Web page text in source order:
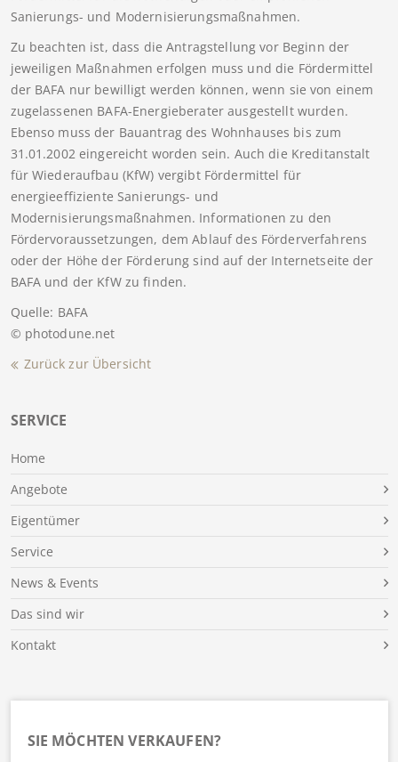
SERVICE
Home
Angebote
Eigentümer
Service
News & Events
Das sind wir
Kontakt
SIE MÖCHTEN VERKAUFEN?
Sanierungs- und Modernisierungsmaßnahmen.
Zu beachten ist, dass die Antragstellung vor Beginn der
jeweiligen Maßnahmen erfolgen muss und die Fördermittel
der BAFA nur bewilligt werden können, wenn sie von einem
zugelassenen BAFA-Energieberater ausgestellt wurden.
Ebenso muss der Bauantrag des Wohnhauses bis zum
31.01.2002 eingereicht worden sein. Auch die Kreditanstalt
für Wiederaufbau (KfW) vergibt Fördermittel für
energieeffiziente Sanierungs- und
Modernisierungsmaßnahmen. Informationen zu den
Fördervoraussetzungen, dem Ablauf des Förderverfahrens
oder der Höhe der Förderung sind auf der Internetseite der
BAFA und der KfW zu finden.
Quelle: BAFA
© photodune.net
Zurück zur Übersicht